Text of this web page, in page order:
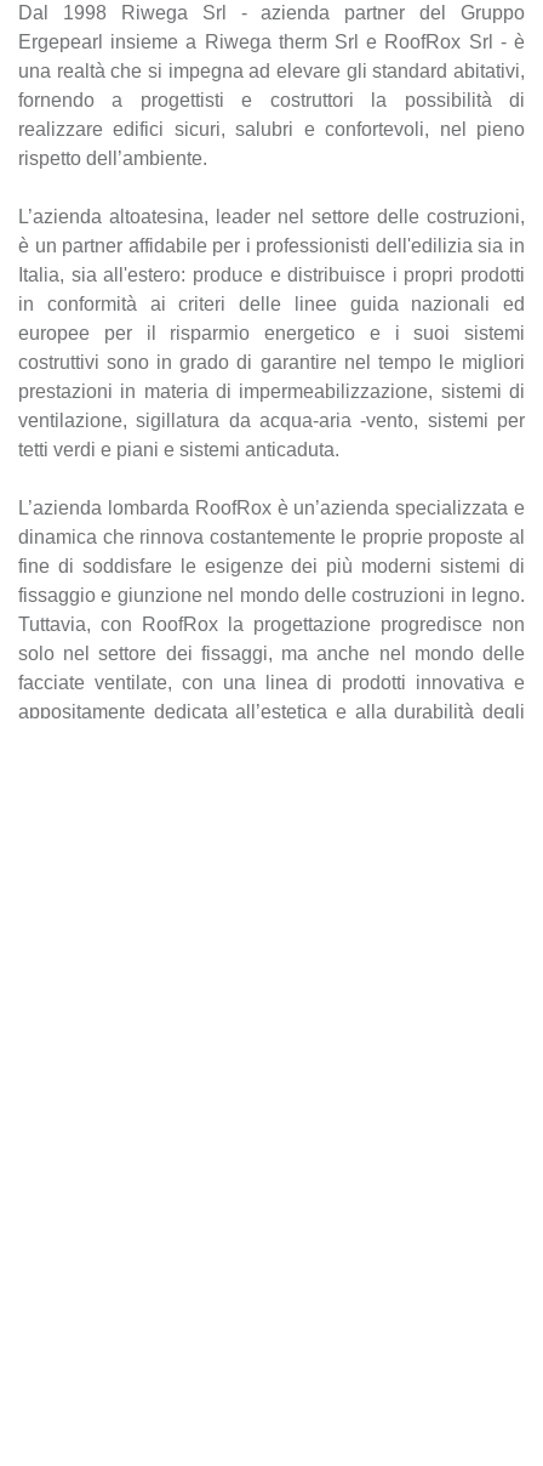
Dal 1998 Riwega Srl - azienda partner del Gruppo
Ergepearl insieme a Riwega therm Srl e RoofRox Srl - è
una realtà che si impegna ad elevare gli standard abitativi,
fornendo a progettisti e costruttori la possibilità di
realizzare edifici sicuri, salubri e confortevoli, nel pieno
rispetto dell’ambiente.
L’azienda altoatesina, leader nel settore delle costruzioni,
è un partner affidabile per i professionisti dell'edilizia sia in
Italia, sia all'estero: produce e distribuisce i propri prodotti
in conformità ai criteri delle linee guida nazionali ed
europee per il risparmio energetico e i suoi sistemi
costruttivi sono in grado di garantire nel tempo le migliori
prestazioni in materia di impermeabilizzazione, sistemi di
ventilazione, sigillatura da acqua-aria -vento, sistemi per
tetti verdi e piani e sistemi anticaduta.
L’azienda lombarda RoofRox è un’azienda specializzata e
dinamica che rinnova costantemente le proprie proposte al
fine di soddisfare le esigenze dei più moderni sistemi di
fissaggio e giunzione nel mondo delle costruzioni in legno.
Tuttavia, con RoofRox la progettazione progredisce non
solo nel settore dei fissaggi, ma anche nel mondo delle
facciate ventilate, con una linea di prodotti innovativa e
appositamente dedicata all’estetica e alla durabilità degli